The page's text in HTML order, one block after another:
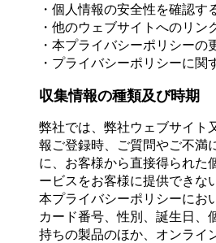
・個人情報の安全性を確認す
・他のウェブサイトへのリン
・本プライバシーポリシーの
・プライバシーポリシーに関
収集情報の種類及び時期
弊社では、弊社ウェブサイト
報ご登録時、ご質問やご不満
に、お客様から直接得られた
ービスをお客様に提供できな
本プライバシーポリシーにお
カード番号、性別、誕生日、
持ちの製品のほか、オンライ